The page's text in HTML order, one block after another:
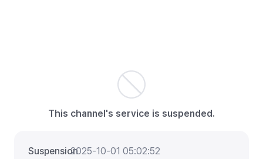
This channel's service is suspended.
Suspension2025-10-01 05:02:52